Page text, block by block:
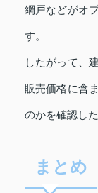
網戸などがオ
す。
したがって、
販売価格に含
のかを確認し
まとめ